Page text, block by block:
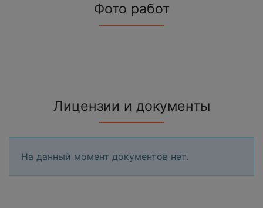
Фото работ
Лицензии и документы
На данный момент документов нет.